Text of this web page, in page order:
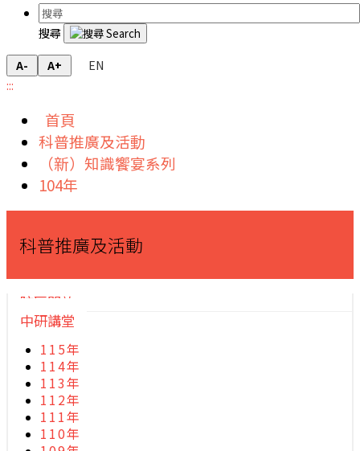
搜尋
A- A+
EN
:::
首頁
科普推廣及活動
（新）知識饗宴系列
104年
科普推廣及活動
院區開放
中研講堂
115年
114年
113年
112年
111年
110年